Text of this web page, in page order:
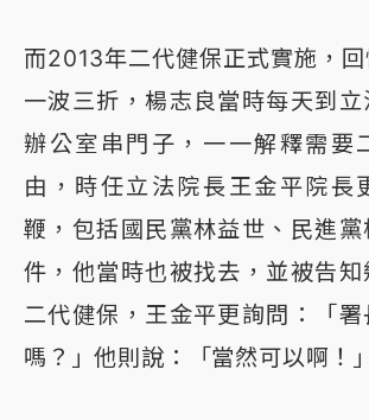
而2013年二代健保正式實施，
一波三折，楊志良當時每天到
辦公室串門子，一一解釋需要
由，時任立法院長王金平院長
鞭，包括國民黨林益世、民進
件，他當時也被找去，並被告
二代健保，王金平更詢問：「
嗎？」他則說：「當然可以啊！」